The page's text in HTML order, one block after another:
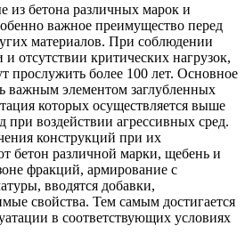
из бетона различных марок и
важное преимущество перед
материалов. При соблюдении
отсутствии критических нагрузок,
прослужить более 100 лет. Основное
важным элементом заглубленных
которых осуществляется выше
воздействии агрессивных сред.
конструкций при их
бетон различной марки, щебень и
фракций, армирование с
вводятся добавки,
свойства. Тем самым достигается
в соответствующих условиях